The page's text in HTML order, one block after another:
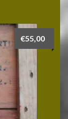
€55,00